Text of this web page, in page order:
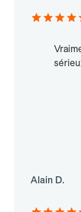
Alain D.